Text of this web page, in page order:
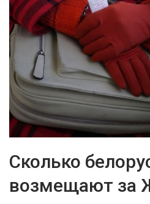
Сколько
возмещают за